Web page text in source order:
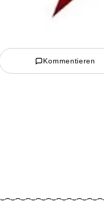
Kommentieren